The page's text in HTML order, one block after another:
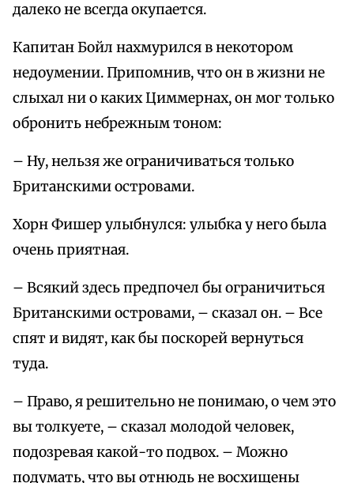
далеко не всегда окупается.
Капитан Бойл нахмурился в некотором
недоумении. Припомнив, что он в жизни не
слыхал ни о каких Циммернах, он мог только
обронить небрежным тоном:
– Ну, нельзя же ограничиваться только
Британскими островами.
Хорн Фишер улыбнулся: улыбка у него была
очень приятная.
– Всякий здесь предпочел бы ограничиться
Британскими островами, – сказал он. – Все
спят и видят, как бы поскорей вернуться
туда.
– Право, я решительно не понимаю, о чем это
вы толкуете, – сказал молодой человек,
подозревая какой-то подвох. – Можно
подумать, что вы отнюдь не восхищены